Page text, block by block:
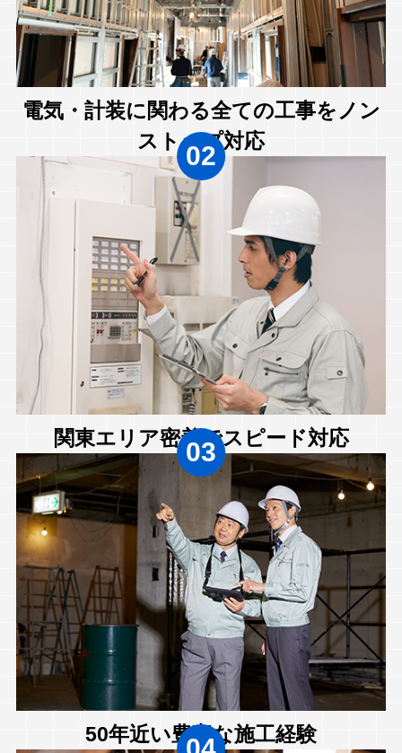
電気・計装に関わる全ての工事をノン
ストップ対応
02
関東エリア密着でスピード対応
03
50年近い豊富な施工経験